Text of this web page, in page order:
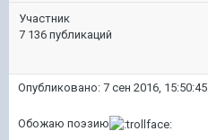
Участник
7 136 публикаций
Опубликовано: 7 сен 2016, 15:50:45
Обожаю поэзию